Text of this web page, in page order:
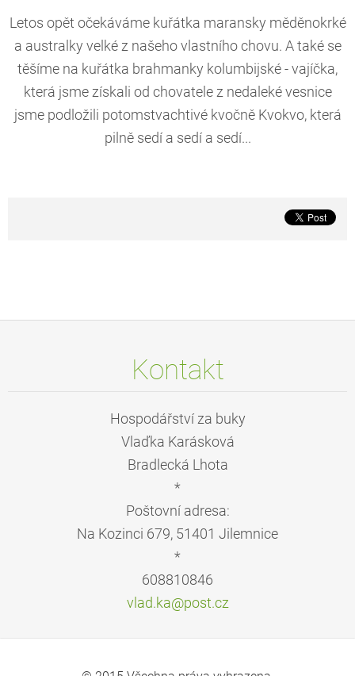
Letos opět očekáváme kuřátka maransky měděnokrké
a australky velké z našeho vlastního chovu. A také se
těšíme na kuřátka brahmanky kolumbijské - vajíčka,
která jsme získali od chovatele z nedaleké vesnice
jsme podložili potomstvachtivé kvočně Kvokvo, která
pilně sedí a sedí a sedí...
Kontakt
Hospodářství za buky
Vlaďka Karásková
Bradlecká Lhota
*
Poštovní adresa:
Na Kozinci 679, 51401 Jilemnice
*
608810846
vlad.ka@post.cz